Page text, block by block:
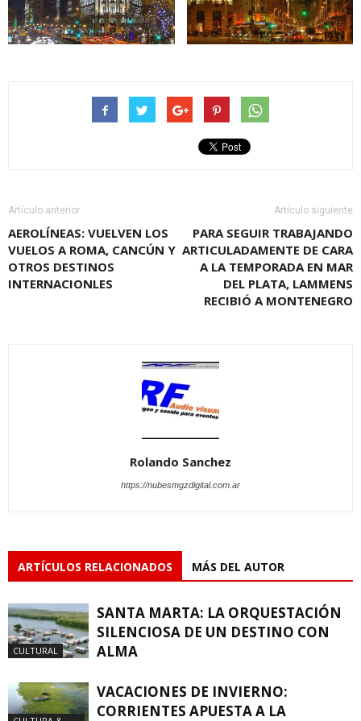
Artículo anterior
AEROLÍNEAS: VUELVEN LOS
VUELOS A ROMA, CANCÚN Y
OTROS DESTINOS
INTERNACIONLES
Artículo siguiente
PARA SEGUIR TRABAJANDO
ARTICULADAMENTE DE CARA
A LA TEMPORADA EN MAR
DEL PLATA, LAMMENS
RECIBIÓ A MONTENEGRO
Rolando Sanchez
https://nubesmgzdigital.com.ar
ARTÍCULOS RELACIONADOS MÁS DEL AUTOR
CULTURAL
SANTA MARTA: LA ORQUESTACIÓN
SILENCIOSA DE UN DESTINO CON
ALMA
VACACIONES DE INVIERNO:
CORRIENTES APUESTA A LA